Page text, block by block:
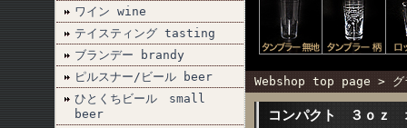
ワイン wine
テイスティング tasting
ブランデー brandy
ピルスナー/ビール beer
ひとくちビール small
beer
Webshop top page >
コンパクト ３ｏｚ